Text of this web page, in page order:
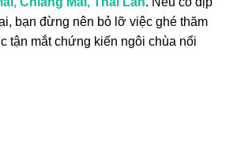
bạn đừng nên bỏ lỡ việc ghé thăm
tận mắt chứng kiến ngôi chùa nổi